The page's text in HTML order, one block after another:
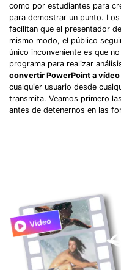
como por estudiantes para
para demostrar un punto.
facilitan que el presentador
mismo modo, el público
único inconveniente es que
programa para realizar
convertir PowerPoint a
cualquier usuario desde
transmita. Veamos primero
antes de detenernos en las